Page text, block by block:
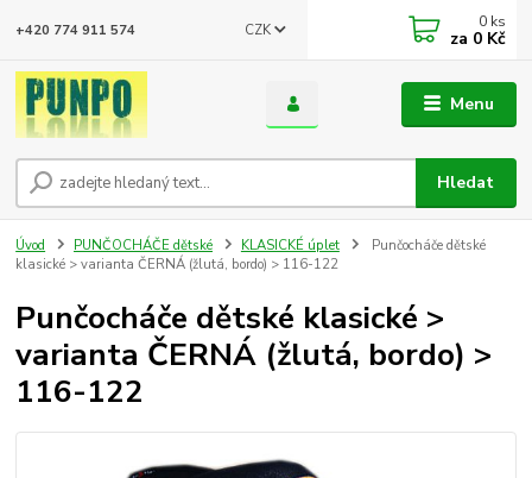
Menu
CZK
Hledat
+420 774 911 574 0 ks
za 0 Kč
Úvod PUNČOCHÁČE dětské KLASICKÉ úplet
Punčocháče dětské
klasické > varianta ČERNÁ (žlutá, bordo) > 116-122
Punčocháče dětské klasické >
varianta ČERNÁ (žlutá, bordo) >
116-122